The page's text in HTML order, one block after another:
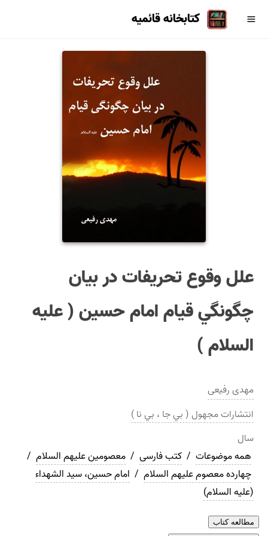
کتابخانه قائمیه
علل وقوع تحريفات در بيان
چگونگي قيام امام حسين ( عليه
السلام )
مهدی رفیعی
انتشاراتمجهول ( بي جا ، بي نا )
سال
همه موضوعات / کتب فارسی / معصومین علیهم السلام /
چهارده معصوم علیهم السلام / امام حسین، سید الشهداء
(علیه السلام)
مطالعه کتاب